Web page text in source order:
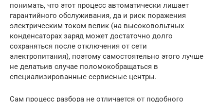
понимать, что этот процесс автоматически лишает
гарантийного обслуживания, да и риск поражения
электрическим током велик (на высоковольтных
конденсаторах заряд может достаточно долго
сохраняться после отключения от сети
электропитания), поэтому самостоятельно этого лучше
не делатьив случае поломокобращаться в
специализированные сервисные центры.
Сам процесс разбора не отличается от подобного